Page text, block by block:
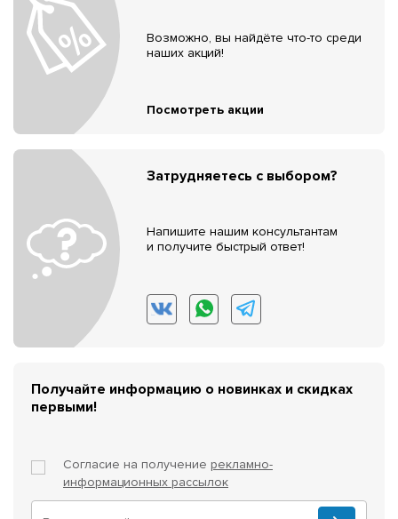
Возможно, вы найдёте что-то среди
наших акций!
Посмотреть акции
Затрудняетесь с выбором?
Напишите нашим консультантам
и получите быстрый ответ!
Получайте информацию о новинках и скидках
первыми!
Согласие на получение рекламно-
информационных рассылок